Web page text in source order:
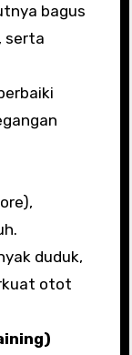
bagus
serta
duduk,
otot